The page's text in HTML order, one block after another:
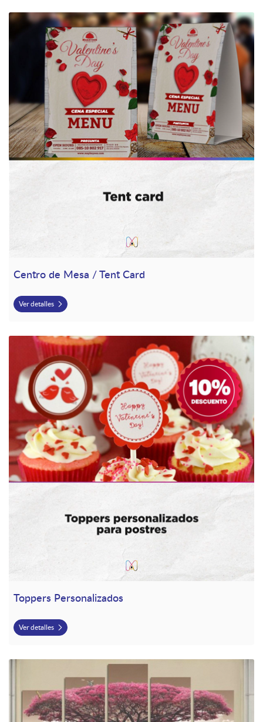
Centro de Mesa / Tent Card
Ver detalles
Ver detalles Centro de Mesa / Tent Card
Toppers Personalizados
Ver detalles
Ver detalles Toppers Personalizados
Ver detalles Cuadro decorativo para Sala